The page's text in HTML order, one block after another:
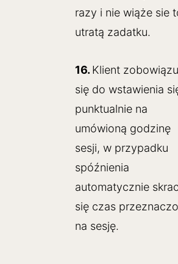
razy i nie wiąże sie
utratą zadatku.
16. Klient
się do wstawienia
punktualnie na
umówioną godzinę
sesji, w przypadku
spóźnienia
automatycznie
się czas
na sesję.